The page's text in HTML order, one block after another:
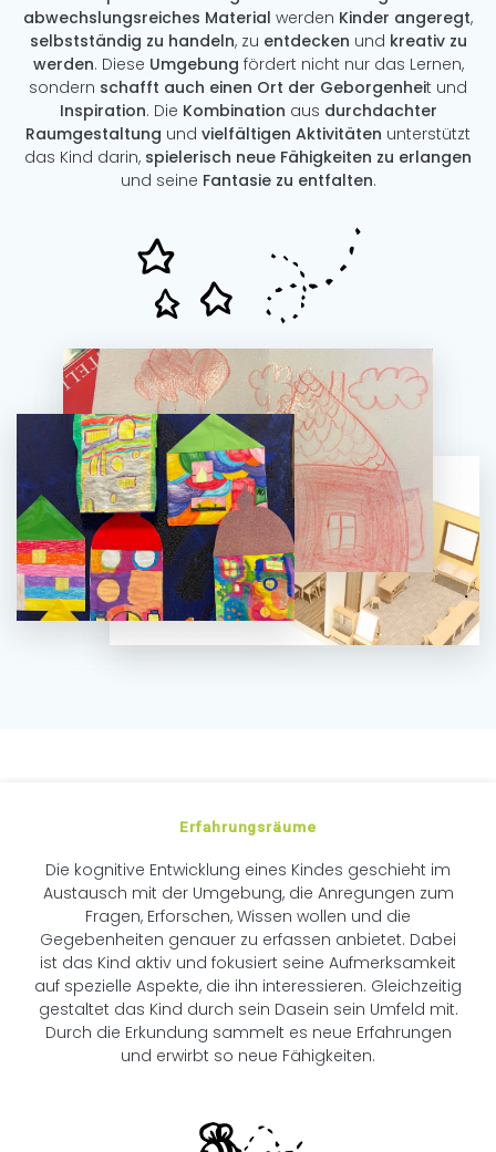
abwechslungsreiches Material werden Kinder angeregt,
selbstständig zu handeln, zu entdecken und kreativ zu
werden. Diese Umgebung fördert nicht nur das Lernen,
sondern schafft auch einen Ort der Geborgenheit und
Inspiration. Die Kombination aus durchdachter
Raumgestaltung und vielfältigen Aktivitäten unterstützt
das Kind darin, spielerisch neue Fähigkeiten zu erlangen
und seine Fantasie zu entfalten.
Erfahrungsräume
Die kognitive Entwicklung eines Kindes geschieht im
Austausch mit der Umgebung, die Anregungen zum
Fragen, Erforschen, Wissen wollen und die
Gegebenheiten genauer zu erfassen anbietet. Dabei
ist das Kind aktiv und fokusiert seine Aufmerksamkeit
auf spezielle Aspekte, die ihn interessieren. Gleichzeitig
gestaltet das Kind durch sein Dasein sein Umfeld mit.
Durch die Erkundung sammelt es neue Erfahrungen
und erwirbt so neue Fähigkeiten.